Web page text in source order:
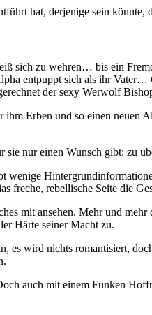
hat, derjenige sein könnte,
sich zu wehren… bis ein
entpuppt sich als ihr
der sexy Werwolf
Erben und so einen neuen
nur einen Wunsch gibt: zu
wenige
freche, rebellische Seite die
mit ansehen. Mehr und
Härte seiner Macht zu.
es wird nichts romantisiert,
auch mit einem Funken